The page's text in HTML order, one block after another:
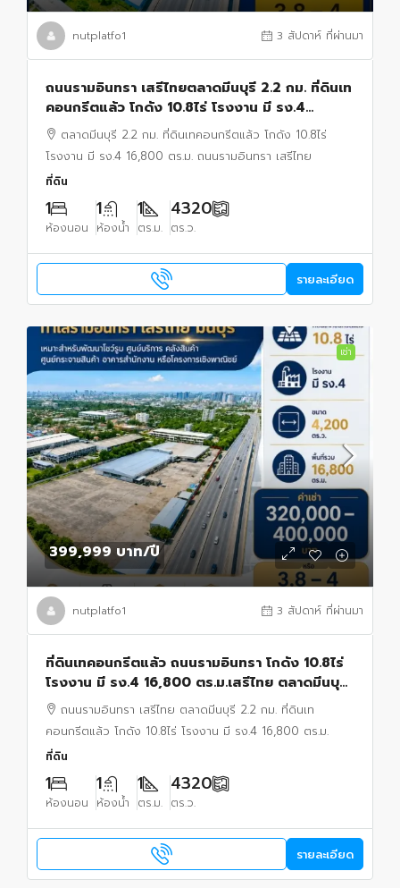
nutplatfo1 3 สัปดาห์ ที่ผ่านมา
ถนนรามอินทรา เสรีไทยตลาดมีนบุรี 2.2 กม. ที่ดินเท
คอนกรีตแล้ว โกดัง 10.8ไร่ โรงงาน มี รง.4
16,800 ตร.ม.
ตลาดมีนบุรี 2.2 กม. ที่ดินเทคอนกรีตแล้ว โกดัง 10.8ไร่
โรงงาน มี รง.4 16,800 ตร.ม. ถนนรามอินทรา เสรีไทย
ที่ดิน
1
ห้องนอน
1
ห้องน้ำ
1
ตร.ม.
4320
ตร.ว.
รายละเอียด
เช่า
399,999 บาท/ปี
nutplatfo1 3 สัปดาห์ ที่ผ่านมา
ที่ดินเทคอนกรีตแล้ว ถนนรามอินทรา โกดัง 10.8ไร่
โรงงาน มี รง.4 16,800 ตร.ม.เสรีไทย ตลาดมีนบุรี
2.2 กม.
ถนนรามอินทรา เสรีไทย ตลาดมีนบุรี 2.2 กม. ที่ดินเท
คอนกรีตแล้ว โกดัง 10.8ไร่ โรงงาน มี รง.4 16,800 ตร.ม.
ที่ดิน
1
ห้องนอน
1
ห้องน้ำ
1
ตร.ม.
4320
ตร.ว.
รายละเอียด